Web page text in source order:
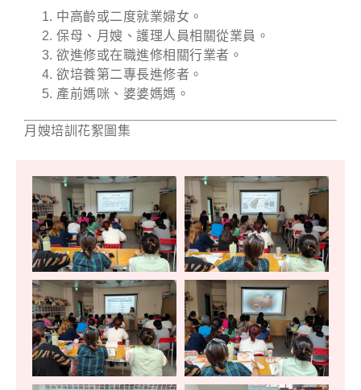
中高齡或二度就業婦女。
保母、月嫂、護理人員相關從業員。
欲進修或在職進修相關行業者。
欲培養第二專長進修者。
產前媽咪、婆婆媽媽。
月嫂培訓花絮圖集